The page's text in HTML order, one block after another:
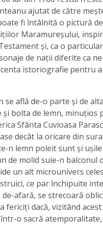
ajutat de către
fi întâlnită o pictură
Maramureşului,
şi, ca o
de naţii diferite ca
istoriografie pentru a
află de-o parte şi de
şi bolta de lemn, minuţios
Sfânta Cuvioasa
decât la oricare din
n lemn poleit sunt şi uşile
de molid suie-n balconul
un alt microunivers
ce par închipuite
afară, se strecoară
fericiți dacă, vizitând
o sacră